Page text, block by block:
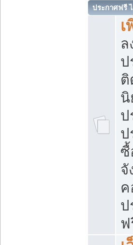
ประกาศฟรี
ป
ติ
นิ
ป
ป
ซื้
จั
ป
ฟ